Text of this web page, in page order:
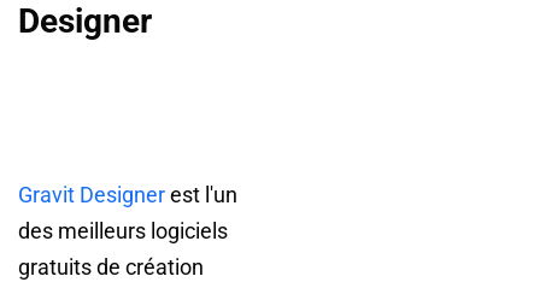
Designer
Gravit Designerest l'un
des meilleurs logiciels
gratuits de création